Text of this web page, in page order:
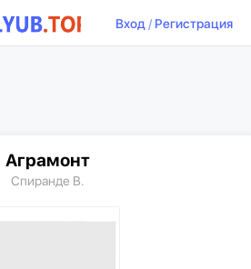
Вход/ Регистрация
Аграмонт
Спиранде В.